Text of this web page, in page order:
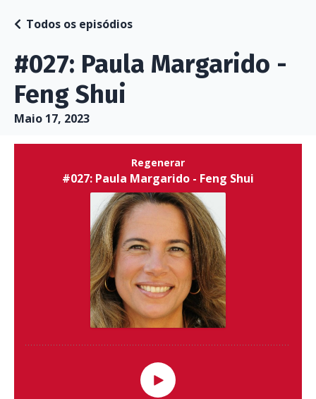
#027: Paula Margarido -
Feng Shui
Todos os episódios
Maio 17, 2023